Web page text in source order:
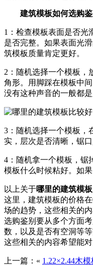
建筑模板如何选购鉴
1：检查模板表面是否光
是否完整。如果表面光
筑模板质量肯定更好。
2：随机选择一个模板，
角形。用脚踩在模板中
没有这种声音的一般都是
3：随机选择一个模板，
实，层次是否清晰，锯
4：随机拿一个模板，锯
模板什么时候粘好。如
以上关于哪里的建筑模
这里，建筑模板的价格
场的趋势，这些相关的
选购鉴别要从多个方面
数，以及是否有空洞等
这些相关的内容希望能对
上一篇：« 1.22×2.44木